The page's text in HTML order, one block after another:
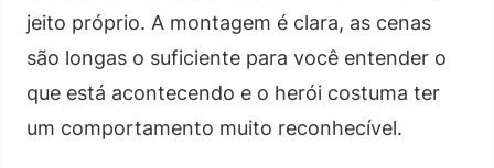
jeito próprio. A montagem é clara, as cenas
são longas o suficiente para você entender o
que está acontecendo e o herói costuma ter
um comportamento muito reconhecível.